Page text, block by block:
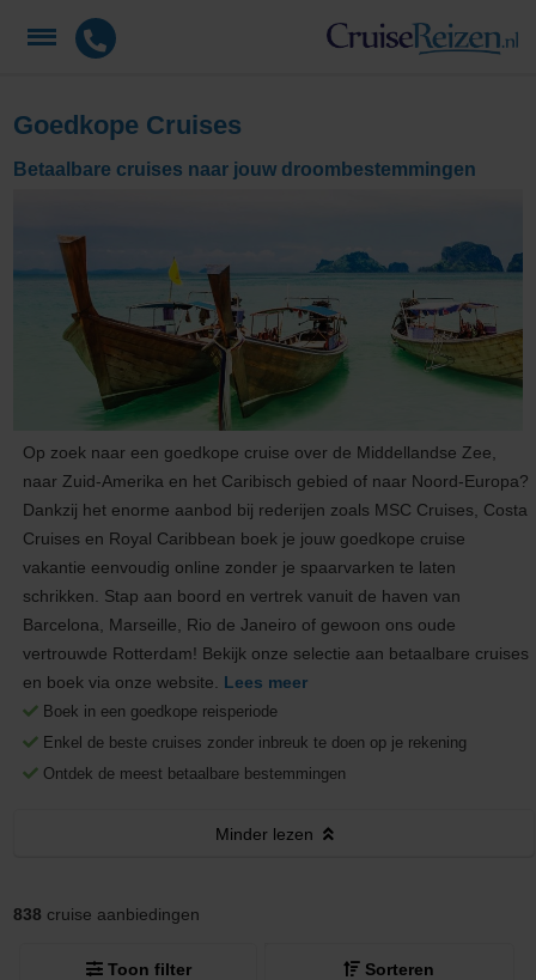
Goedkope Cruises
Betaalbare cruises naar jouw droombestemmingen
Op zoek naar een goedkope cruise over de Middellandse Zee,
naar Zuid-Amerika en het Caribisch gebied of naar Noord-Europa?
Dankzij het enorme aanbod bij rederijen zoals MSC Cruises, Costa
Cruises en Royal Caribbean boek je jouw goedkope cruise
vakantie eenvoudig online zonder je spaarvarken te laten
schrikken. Stap aan boord en vertrek vanuit de haven van
Barcelona, Marseille, Rio de Janeiro of gewoon ons oude
vertrouwde Rotterdam! Bekijk onze selectie aan betaalbare cruises
en boek via onze website. Lees meer
Boek in een goedkope reisperiode
Enkel de beste cruises zonder inbreuk te doen op je rekening
Ontdek de meest betaalbare bestemmingen
Minderlezen
838 cruise aanbiedingen
Toon filter Sorteren